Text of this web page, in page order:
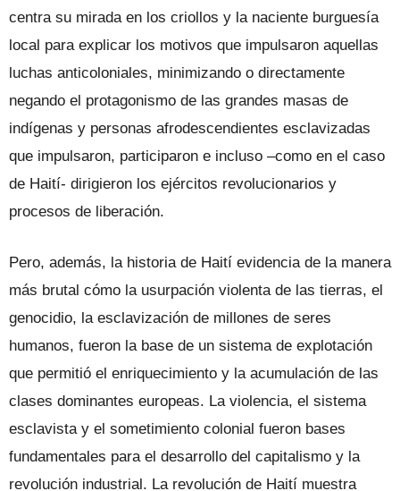
centra su mirada en los criollos y la naciente burguesía
local para explicar los motivos que impulsaron aquellas
luchas anticoloniales, minimizando o directamente
negando el protagonismo de las grandes masas de
indígenas y personas afrodescendientes esclavizadas
que impulsaron, participaron e incluso –como en el caso
de Haití- dirigieron los ejércitos revolucionarios y
procesos de liberación.
Pero, además, la historia de Haití evidencia de la manera
más brutal cómo la usurpación violenta de las tierras, el
genocidio, la esclavización de millones de seres
humanos, fueron la base de un sistema de explotación
que permitió el enriquecimiento y la acumulación de las
clases dominantes europeas. La violencia, el sistema
esclavista y el sometimiento colonial fueron bases
fundamentales para el desarrollo del capitalismo y la
revolución industrial. La revolución de Haití muestra